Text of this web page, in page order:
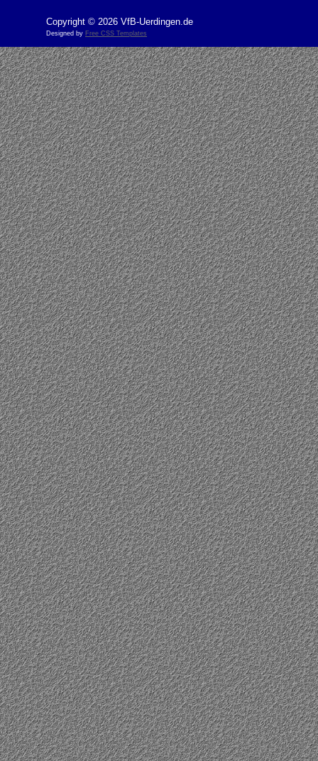
Copyright © 2026 VfB-Uerdingen.de
Designed by Free CSS Templates